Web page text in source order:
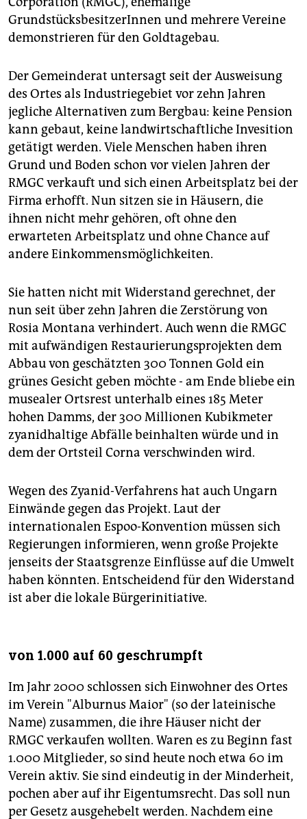
GrundstücksbesitzerInnen und mehrere Vereine
demonstrieren für den Goldtagebau.
Der Gemeinderat untersagt seit der Ausweisung
des Ortes als Industriegebiet vor zehn Jahren
jegliche Alternativen zum Bergbau: keine Pension
kann gebaut, keine landwirtschaftliche Invesition
getätigt werden. Viele Menschen haben ihren
Grund und Boden schon vor vielen Jahren der
RMGC verkauft und sich einen Arbeitsplatz bei der
Firma erhofft. Nun sitzen sie in Häusern, die
ihnen nicht mehr gehören, oft ohne den
erwarteten Arbeitsplatz und ohne Chance auf
andere Einkommensmöglichkeiten.
Sie hatten nicht mit Widerstand gerechnet, der
nun seit über zehn Jahren die Zerstörung von
Rosia Montana verhindert. Auch wenn die RMGC
mit aufwändigen Restaurierungsprojekten dem
Abbau von geschätzten 300 Tonnen Gold ein
grünes Gesicht geben möchte - am Ende bliebe ein
musealer Ortsrest unterhalb eines 185 Meter
hohen Damms, der 300 Millionen Kubikmeter
zyanidhaltige Abfälle beinhalten würde und in
dem der Ortsteil Corna verschwinden wird.
Wegen des Zyanid-Verfahrens hat auch Ungarn
Einwände gegen das Projekt. Laut der
internationalen Espoo-Konvention müssen sich
Regierungen informieren, wenn große Projekte
jenseits der Staatsgrenze Einflüsse auf die Umwelt
haben könnten. Entscheidend für den Widerstand
ist aber die lokale Bürgerinitiative.
von 1.000 auf 60 geschrumpft
Im Jahr 2000 schlossen sich Einwohner des Ortes
im Verein "Alburnus Maior" (so der lateinische
Name) zusammen, die ihre Häuser nicht der
RMGC verkaufen wollten. Waren es zu Beginn fast
1.000 Mitglieder, so sind heute noch etwa 60 im
Verein aktiv. Sie sind eindeutig in der Minderheit,
pochen aber auf ihr Eigentumsrecht. Das soll nun
per Gesetz ausgehebelt werden. Nachdem eine